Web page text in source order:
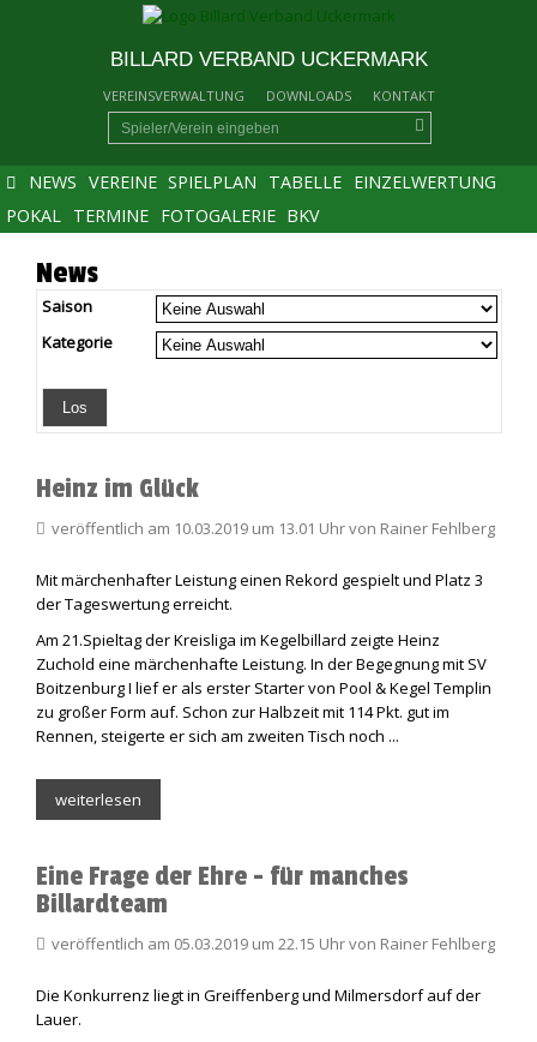
BILLARD VERBAND UCKERMARK
VEREINSVERWALTUNG DOWNLOADS KONTAKT
NEWS VEREINE SPIELPLAN TABELLE EINZELWERTUNG
POKAL TERMINE FOTOGALERIE BKV
News
Saison
Kategorie
Heinz im Glück
veröffentlich am 10.03.2019 um 13.01 Uhr von Rainer Fehlberg
Mit märchenhafter Leistung einen Rekord gespielt und Platz 3
der Tageswertung erreicht.
Am 21.Spieltag der Kreisliga im Kegelbillard zeigte Heinz
Zuchold eine märchenhafte Leistung. In der Begegnung mit SV
Boitzenburg I lief er als erster Starter von Pool & Kegel Templin
zu großer Form auf. Schon zur Halbzeit mit 114 Pkt. gut im
Rennen, steigerte er sich am zweiten Tisch noch ...
weiterlesen
Eine Frage der Ehre - für manches
Billardteam
veröffentlich am 05.03.2019 um 22.15 Uhr von Rainer Fehlberg
Die Konkurrenz liegt in Greiffenberg und Milmersdorf auf der
Lauer.